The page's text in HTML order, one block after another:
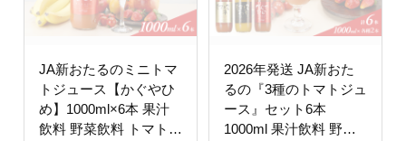
JA新おたるのミニトマ
トジュース【かぐやひ
め】1000ml×6本 果汁
飲料 野菜飲料 トマト
2026年発送 JA新おた
るの『3種のトマトジュ
ース』セット6本
1000ml 果汁飲料 野菜